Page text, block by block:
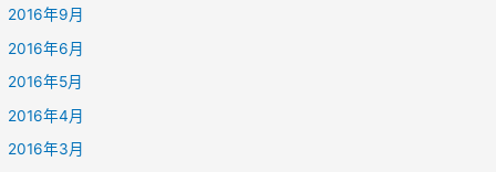
2016年9月
2016年6月
2016年5月
2016年4月
2016年3月